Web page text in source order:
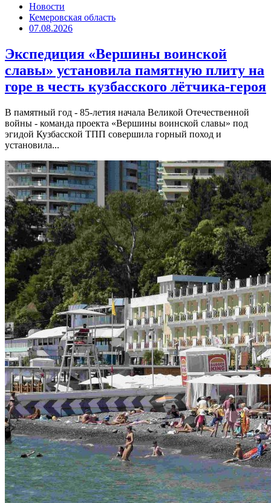
Новости
Кемеровская область
07.08.2026
Экспедиция «Вершины воинской
славы» установила памятную плиту на
горе в честь кузбасского лётчика-героя
В памятный год - 85-летия начала Великой Отечественной
войны - команда проекта «Вершины воинской славы» под
эгидой Кузбасской ТПП совершила горный поход и
установила...